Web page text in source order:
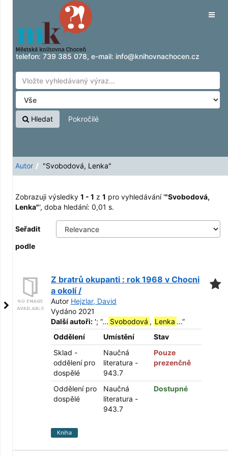
Zobrazuji výsledky1 - 1z
Přeskočit na obsah
telefon: 739 385 078, e-mail: info@knihovnachocen.cz
Hledat Pokročilé
Autor "Svobodová, Lenka"
Zobrazuji výsledky 1 - 1 z 1 pro vyhledávání '"Svobodová,
Lenka"', doba hledání: 0,01 s.
Seřadit
podle
Z bratrů okupanti : rok 1968 v Chocni
a okolí /
Autor Hejzlar, David
Vydáno 2021
Další autoři: '; “... Svobodová , Lenka ...”
Oddělení
Umístění
Stav
Sklad -
oddělení pro
dospělé
Naučná
literatura -
943.7
Pouze
prezenčně
Oddělení pro
dospělé
Naučná
literatura -
943.7
Dostupné
Kniha